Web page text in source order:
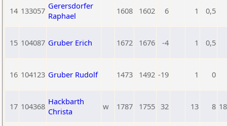
14 133057 Gerersdorfer
Raphael
1608 1602 6 1 0,5
15 104087 Gruber Erich 1672 1676 -4 1 0,5
16 104123 Gruber Rudolf 1473 1492 -19 1 0
17 104368 Hackbarth
Christa
w 1787 1755 32 13 8